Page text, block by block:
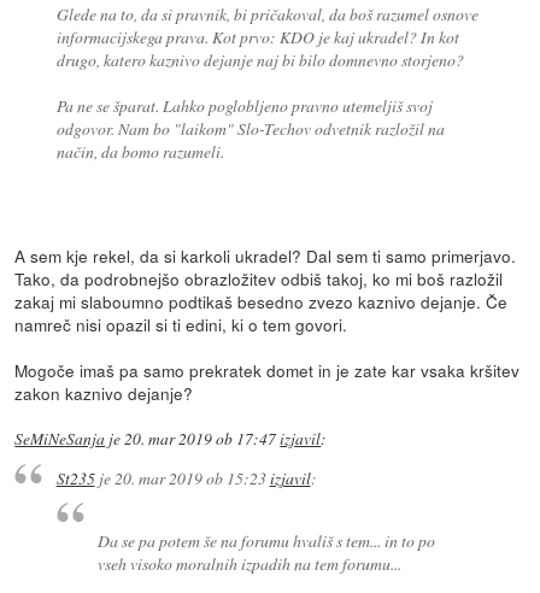
Glede na to, da si pravnik, bi pričakoval, da boš razumel osnove
informacijskega prava. Kot prvo: KDO je kaj ukradel? In kot
drugo, katero kaznivo dejanje naj bi bilo domnevno storjeno?
Pa ne se šparat. Lahko poglobljeno pravno utemeljiš svoj
odgovor. Nam bo "laikom" Slo-Techov odvetnik razložil na
način, da bomo razumeli.
A sem kje rekel, da si karkoli ukradel? Dal sem ti samo primerjavo.
Tako, da podrobnejšo obrazložitev odbiš takoj, ko mi boš razložil
zakaj mi slaboumno podtikaš besedno zvezo kaznivo dejanje. Če
namreč nisi opazil si ti edini, ki o tem govori.
Mogoče imaš pa samo prekratek domet in je zate kar vsaka kršitev
zakon kaznivo dejanje?
SeMiNeSanja je20. mar 2019 ob 17:47izjavil:
St235je20. mar 2019 ob 15:23izjavil:
Da se pa potem še na forumu hvališ s tem... in to po
vseh visoko moralnih izpadih na tem forumu...